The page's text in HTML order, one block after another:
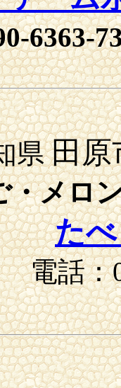
6363-
県田原
・メロ
た
電話：